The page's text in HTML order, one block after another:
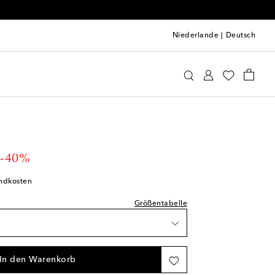
Niederlande Deutsch
price
-40%
Größentabelle
In den Warenkorb